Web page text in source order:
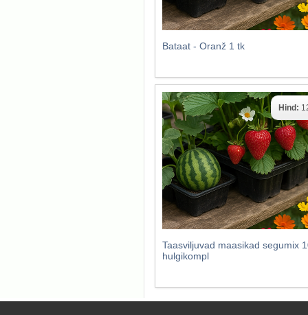
Bataat - Oranž 1 tk
Taasviljuvad maasikad segumix
hulgikompl
Hind: